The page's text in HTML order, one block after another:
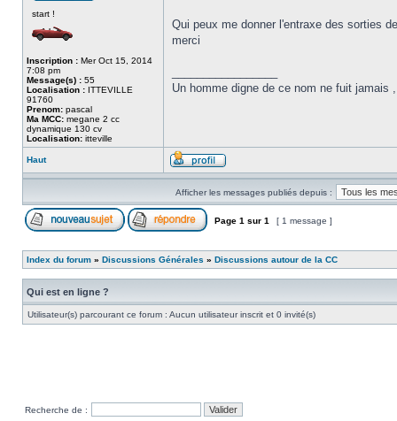
start !
Inscription : Mer Oct 15, 2014
7:08 pm
Message(s) : 55
Localisation : ITTEVILLE
91760
Prenom: pascal
Ma MCC: megane 2 cc
dynamique 130 cv
Localisation: itteville
Qui peux me donner l'entraxe des sorties
merci
Un homme digne de ce nom ne fuit jamais
Haut
Afficher les messages publiés depuis :
Page 1 sur 1 [ 1 message ]
Index du forum » Discussions Générales » Discussions autour de la CC
Qui est en ligne ?
Utilisateur(s) parcourant ce forum : Aucun utilisateur inscrit et 0 invité(s)
Recherche de :